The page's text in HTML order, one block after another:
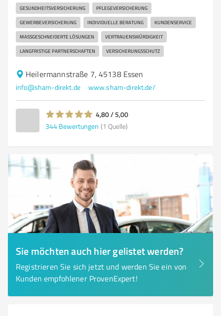
GESUNDHEITSVERSICHERUNG PFLEGEVERSICHERUNG
GEWERBEVERSICHERUNG INDIVIDUELLE BERATUNG KUNDENSERVICE
MASSGESCHNEIDERTE LÖSUNGEN VERTRAUENSWÜRDIGKEIT
LANGFRISTIGE PARTNERSCHAFTEN VERSICHERUNGSSCHUTZ
Heilermannstraße 7, 45138 Essen
info@sham-direkt.de www.sham-direkt.de/
4,80 / 5,00
344 Bewertungen (1 Quelle)
Sie möchten auch hier gelistet werden?
Registrieren Sie sich jetzt und werden Sie ein von
Kunden empfohlener ProvenExpert!